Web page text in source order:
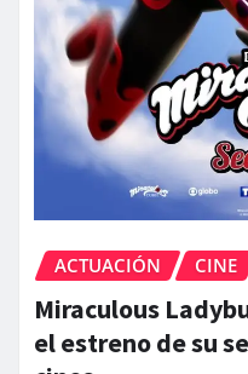
ACTUACIÓN CINE
Miraculous
el estreno de su